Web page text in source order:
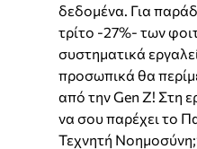
δεδομένα. Για
τρίτο -27%- των
συστηματικά
προσωπικά θα
από την Gen Z! Στη
να σου παρέχει το
Τεχνητή